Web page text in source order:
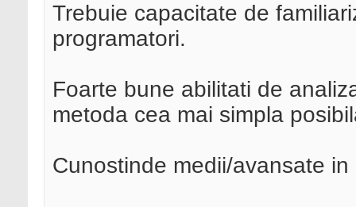
Trebuie capacitate de
programatori.
Foarte bune abilitati de
metoda cea mai simpla
Cunostinde medii/avansate